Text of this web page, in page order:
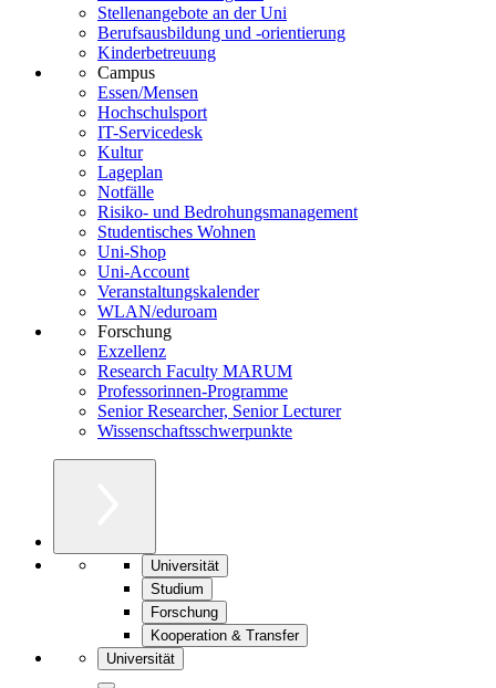
Stellenangebote an der Uni
Berufsausbildung und -orientierung
Kinderbetreuung
Campus
Essen/Mensen
Hochschulsport
IT-Servicedesk
Kultur
Lageplan
Notfälle
Risiko- und Bedrohungsmanagement
Studentisches Wohnen
Uni-Shop
Uni-Account
Veranstaltungskalender
WLAN/eduroam
Forschung
Exzellenz
Research Faculty MARUM
Professorinnen-Programme
Senior Researcher, Senior Lecturer
Wissenschaftsschwerpunkte
Universität
Studium
Forschung
Kooperation & Transfer
Universität